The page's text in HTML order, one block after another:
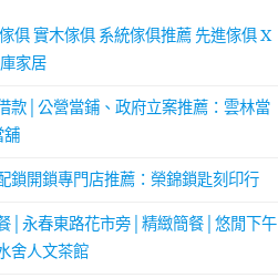
俱 實木傢俱 系統傢俱推薦 先進傢俱 X
家居
款│公營當鋪、政府立案推薦：雲林當
舖
鎖開鎖專門店推薦：榮錦鎖匙刻印行
│永春東路花市旁│精緻簡餐│悠閒下午
舍人文茶館